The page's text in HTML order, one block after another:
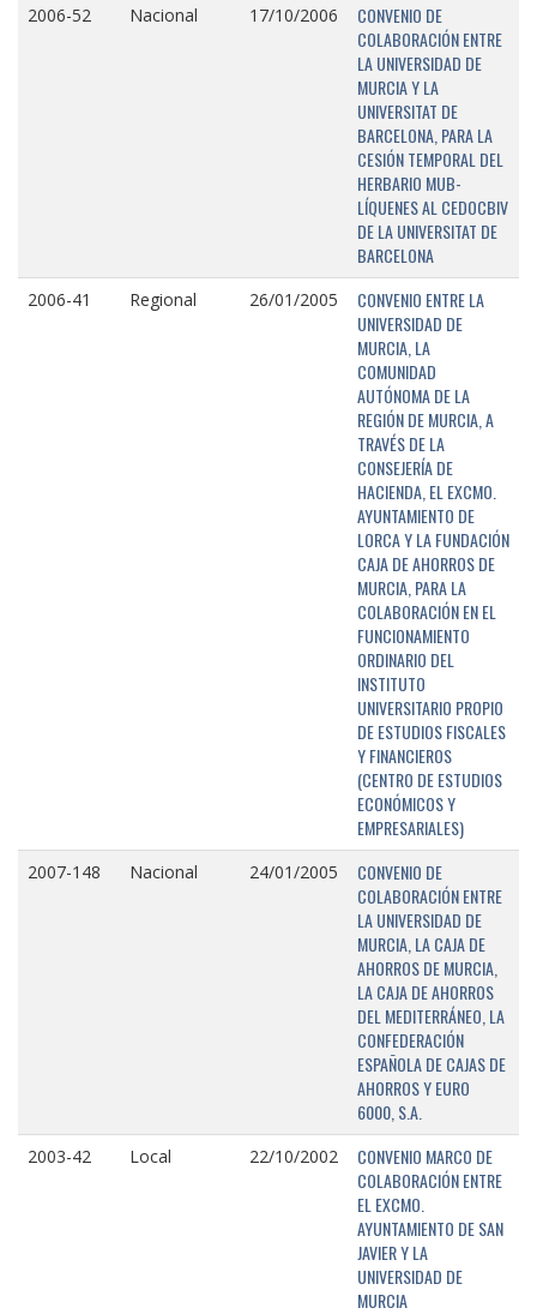
2006-52 Nacional 17/10/2006
CONVENIO DE
COLABORACIÓN ENTRE
LA UNIVERSIDAD DE
MURCIA Y LA
UNIVERSITAT DE
BARCELONA, PARA LA
CESIÓN TEMPORAL DEL
HERBARIO MUB-
LÍQUENES AL CEDOCBIV
DE LA UNIVERSITAT DE
BARCELONA
2006-41 Regional 26/01/2005
CONVENIO ENTRE LA
UNIVERSIDAD DE
MURCIA, LA
COMUNIDAD
AUTÓNOMA DE LA
REGIÓN DE MURCIA, A
TRAVÉS DE LA
CONSEJERÍA DE
HACIENDA, EL EXCMO.
AYUNTAMIENTO DE
LORCA Y LA FUNDACIÓN
CAJA DE AHORROS DE
MURCIA, PARA LA
COLABORACIÓN EN EL
FUNCIONAMIENTO
ORDINARIO DEL
INSTITUTO
UNIVERSITARIO PROPIO
DE ESTUDIOS FISCALES
Y FINANCIEROS
(CENTRO DE ESTUDIOS
ECONÓMICOS Y
EMPRESARIALES)
2007-148 Nacional 24/01/2005
CONVENIO DE
COLABORACIÓN ENTRE
LA UNIVERSIDAD DE
MURCIA, LA CAJA DE
AHORROS DE MURCIA,
LA CAJA DE AHORROS
DEL MEDITERRÁNEO, LA
CONFEDERACIÓN
ESPAÑOLA DE CAJAS DE
AHORROS Y EURO
6000, S.A.
2003-42 Local 22/10/2002
CONVENIO MARCO DE
COLABORACIÓN ENTRE
EL EXCMO.
AYUNTAMIENTO DE SAN
JAVIER Y LA
UNIVERSIDAD DE
MURCIA